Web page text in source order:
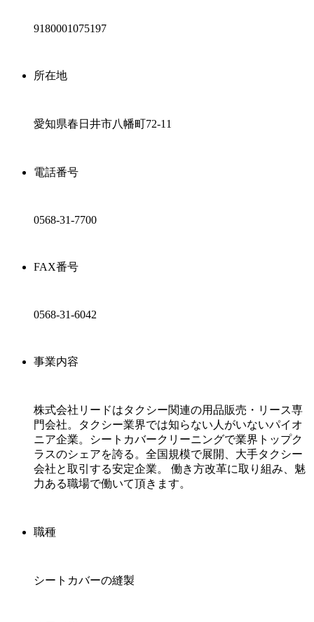
9180001075197
所在地
愛知県春日井市八幡町72-11
電話番号
0568-31-7700
FAX番号
0568-31-6042
事業内容
株式会社リードはタクシー関連の用品販売・リース専
門会社。タクシー業界では知らない人がいないパイオ
ニア企業。シートカバークリーニングで業界トップク
ラスのシェアを誇る。全国規模で展開、大手タクシー
会社と取引する安定企業。 働き方改革に取り組み、魅
力ある職場で働いて頂きます。
職種
シートカバーの縫製